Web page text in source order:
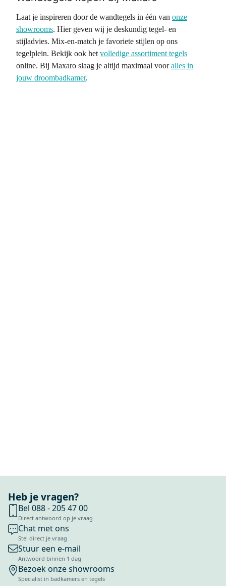
Laat je inspireren door de wandtegels in één van onze
showrooms. Hier geven wij je deskundig tegel- en
stijladvies. Mix-en-match je favoriete stijlen op ons
tegelplein. Bekijk ook het volledige assortiment tegels
online. Bij Maxaro slaag je altijd maximaal vooralles in
jouw droombadkamer.
Heb je vragen?
Bel 088 - 205 47 00
Direct antwoord op je vraag
Chat met ons
Stel direct je vraag
Stuur een e-mail
Antwoord binnen 1 dag
Bezoek onze showrooms
Specialist in badkamers en tegels